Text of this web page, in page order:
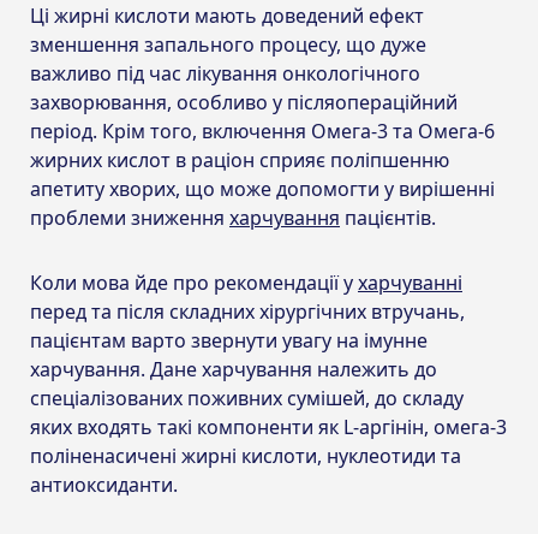
Ці жирні кислоти мають доведений ефект
зменшення запального процесу, що дуже
важливо під час лікування онкологічного
захворювання, особливо у післяопераційний
період. Крім того, включення Омега-3 та Омега-6
жирних кислот в раціон сприяє поліпшенню
апетиту хворих, що може допомогти у вирішенні
проблеми зниження харчування пацієнтів.
Коли мова йде про рекомендації ухарчуванні
перед та після складних хірургічних втручань,
пацієнтам варто звернути увагу на імунне
харчування. Дане харчування належить до
спеціалізованих поживних сумішей, до складу
яких входять такі компоненти як L-аргінін, омега-3
поліненасичені жирні кислоти, нуклеотиди та
антиоксиданти.